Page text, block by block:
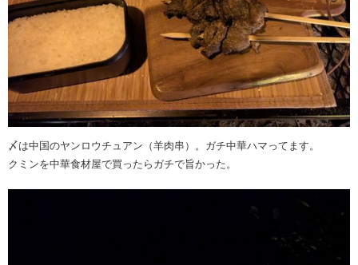
〆は中国のヤンロウチュアン（羊肉串）。ガチ中華ハマってます。
クミンを中華食材屋で買ったらガチで旨かった。